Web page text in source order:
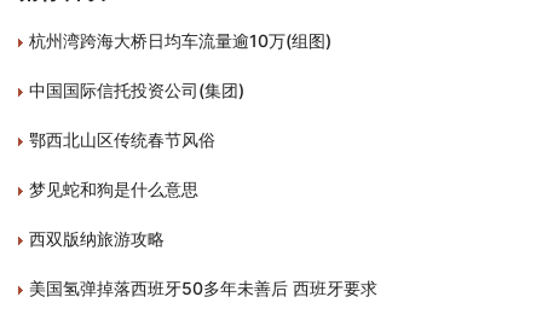
杭州湾跨海大桥日均车流量逾10万(组图)
中国国际信托投资公司(集团)
鄂西北山区传统春节风俗
梦见蛇和狗是什么意思
西双版纳旅游攻略
美国氢弹掉落西班牙50多年未善后 西班牙要求